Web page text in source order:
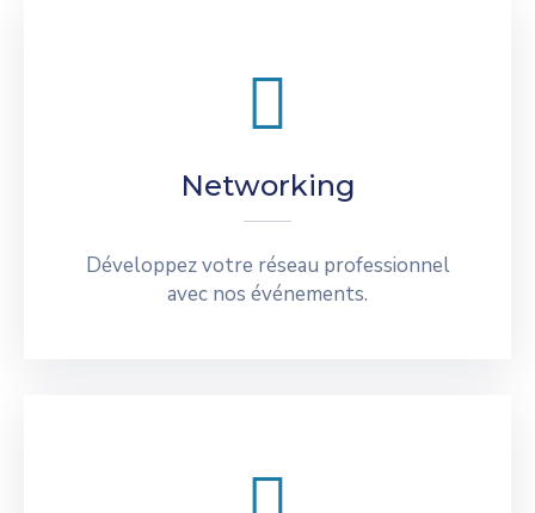
Networking
Développez votre réseau professionnel
avec nos événements.